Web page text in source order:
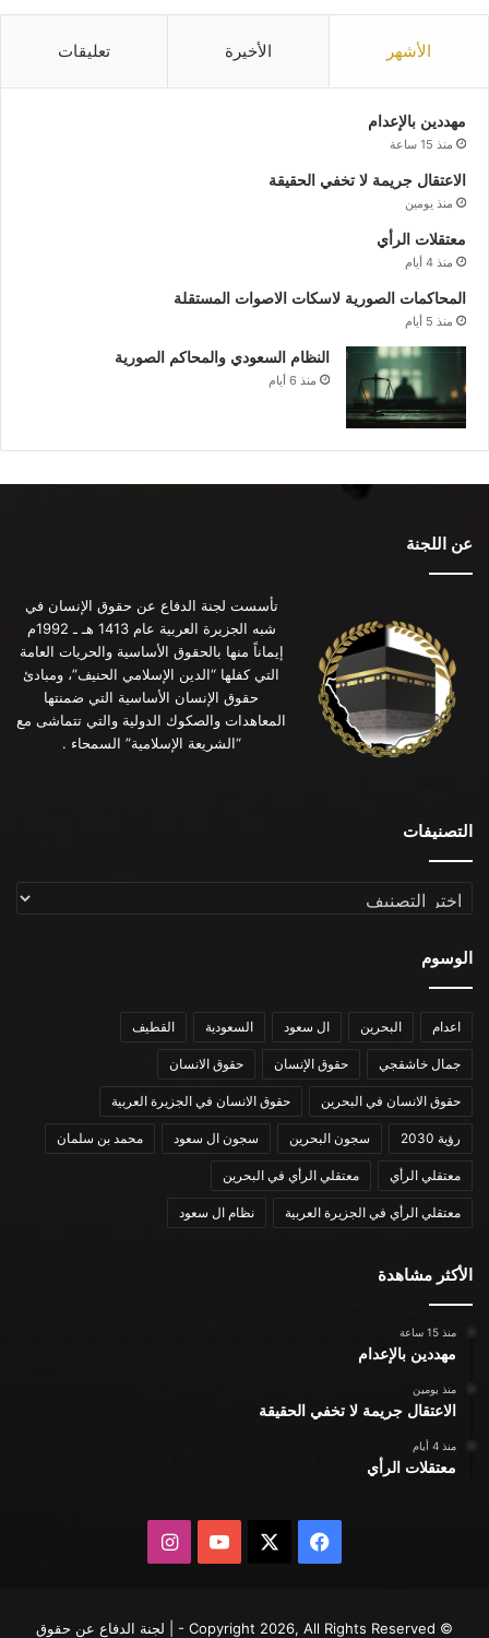
الأشهر الأخيرة تعليقات
مهددين بالإعدام
منذ 15 ساعة
الاعتقال جريمة لا تخفي الحقيقة
منذ يومين
معتقلات الرأي
منذ 4 أيام
المحاكمات الصورية لاسكات الاصوات المستقلة
منذ 5 أيام
النظام السعودي والمحاكم الصورية
منذ 6 أيام
عن اللجنة
تأسست لجنة الدفاع عن حقوق الإنسان في
شبه الجزيرة العربية عام 1413 هـ ـ 1992م
إيماناً منها بالحقوق الأساسية والحريات العامة
التي كفلها “الدين الإسلامي الحنيف”، ومبادئ
حقوق الإنسان الأساسية التي ضمنتها
المعاهدات والصكوك الدولية والتي تتماشى مع
“الشريعة الإسلامية” السمحاء .
التصنيفات
التصنيفات
الوسوم
اعدام البحرين ال سعود السعودية القطيف
جمال خاشقجي حقوق الإنسان حقوق الانسان
حقوق الانسان في البحرين حقوق الانسان في الجزيرة العربية
رؤية 2030 سجون البحرين سجون ال سعود محمد بن سلمان
معتقلي الرأي معتقلي الرأي في البحرين
معتقلي الرأي في الجزيرة العربية نظام ال سعود
الأكثر مشاهدة
منذ 15 ساعة
مهددين بالإعدام
منذ يومين
الاعتقال جريمة لا تخفي الحقيقة
منذ 4 أيام
معتقلات الرأي
فيسبوك يوتيوبانستقرام
© Copyright 2026, All Rights Reserved - | لجنة الدفاع عن حقوق